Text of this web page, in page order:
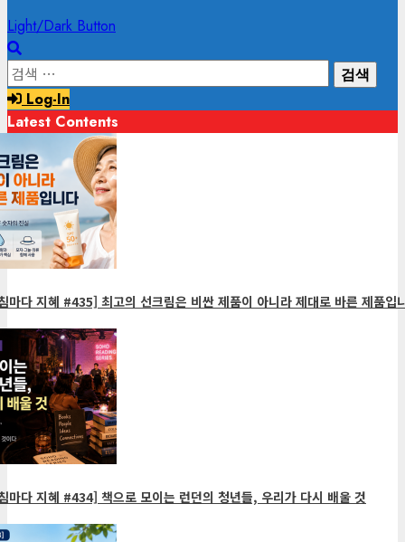
Light/Dark Button
검
색:Log-In
Latest Contents
다 지혜 #435] 최고의 선크림은 비싼 제품이 아니라 제대로 바른 제품입
다 지혜 #434] 책으로 모이는 런던의 청년들, 우리가 다시 배울 것